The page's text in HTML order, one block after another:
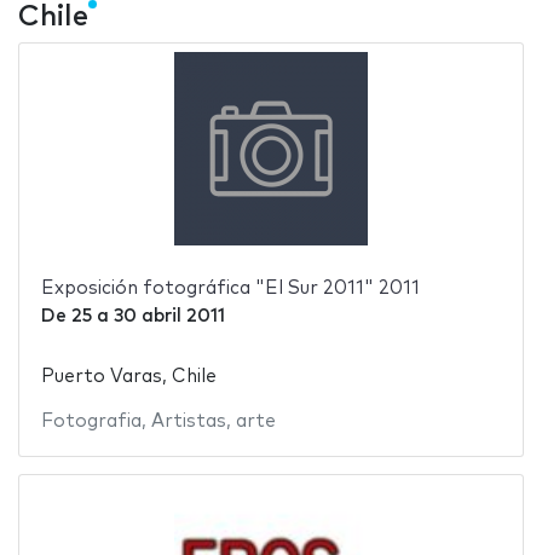
Chile
Exposición fotográfica "El Sur 2011" 2011
De 25a 30 abril 2011
Puerto Varas, Chile
Fotografia, Artistas, arte